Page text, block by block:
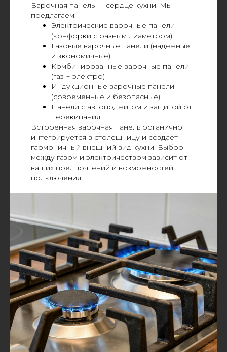
Варочная панель — сердце кухни. Мы
предлагаем:
Электрические варочные панели
(конфорки с разным диаметром)
Газовые варочные панели (надежные
и экономичные)
Комбинированные варочные панели
(газ + электро)
Индукционные варочные панели
(современные и безопасные)
Панели с автоподжигом и защитой от
перекипания
Встроенная варочная панель органично
интегрируется в столешницу и создает
гармоничный внешний вид кухни. Выбор
между газом и электричеством зависит от
ваших предпочтений и возможностей
подключения.